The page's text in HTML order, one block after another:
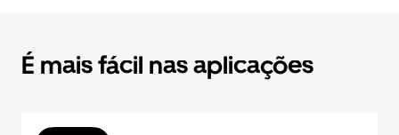
É mais fácil nas aplicações